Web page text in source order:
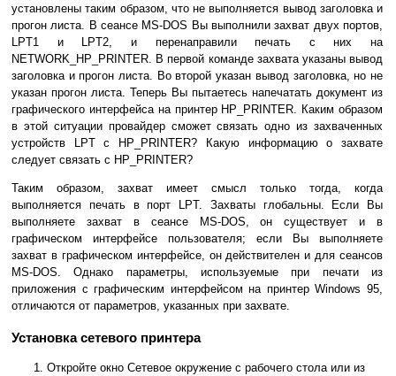
установлены таким образом, что не выполняется вывод заголовка и
прогон листа. В сеансе MS-DOS Вы выполнили захват двух портов,
LPT1 и LPT2, и перенаправили печать с них на
NETWORK_HP_PRINTER. В первой команде захвата указаны вывод
заголовка и прогон листа. Во второй указан вывод заголовка, но не
указан прогон листа. Теперь Вы пытаетесь напечатать документ из
графического интерфейса на принтер HP_PRINTER. Каким образом
в этой ситуации провайдер сможет связать одно из захваченных
устройств LPT с HP_PRINTER? Какую информацию о захвате
следует связать с HP_PRINTER?
Таким образом, захват имеет смысл только тогда, когда
выполняется печать в порт LPT. Захваты глобальны. Если Вы
выполняете захват в сеансе MS-DOS, он существует и в
графическом интерфейсе пользователя; если Вы выполняете
захват в графическом интерфейсе, он действителен и для сеансов
MS-DOS. Однако параметры, используемые при печати из
приложения с графическим интерфейсом на принтер Windows 95,
отличаются от параметров, указанных при захвате.
Установка сетевого принтера
Откройте окно Сетевое окружение с рабочего стола или из